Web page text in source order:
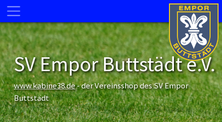
SV Empor Buttstädt e.V.
www.kabine38.de- der Vereinsshop des SV Empor
Buttstädt